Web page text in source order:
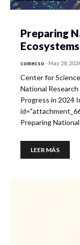
Preparing
comecso -May 28,
Center for
National
Progress in 2024
Preparing
LEER MÁS